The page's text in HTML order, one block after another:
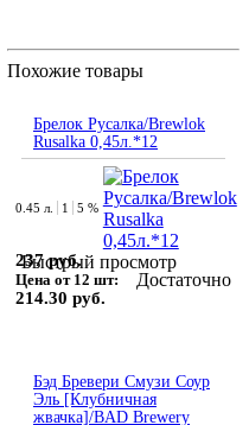
Похожие товары
Брелок Русалка/Brewlok
Rusalka 0,45л.*12
Быстрый просмотр
0.45 л. 1 5 %
237 руб.
Цена от 12 шт:
214.30 руб.
Достаточно
Бэд Бревери Смузи Соур
Эль [Клубничная
жвачка]/BAD Brewery